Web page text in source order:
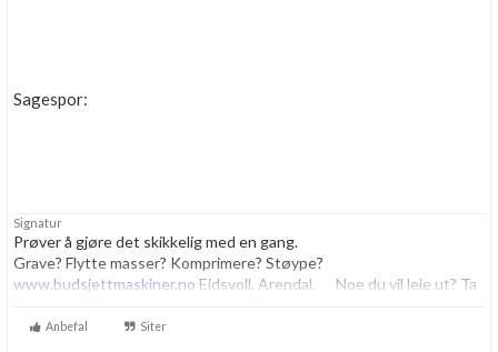
Sagespor:
Signatur
Prøver å gjøre det skikkelig med en gang.
Grave? Flytte masser? Komprimere? Støype?
www.budsjettmaskiner.no Eidsvoll, Arendal. Noe du vil leie ut? Ta
Anbefal Siter